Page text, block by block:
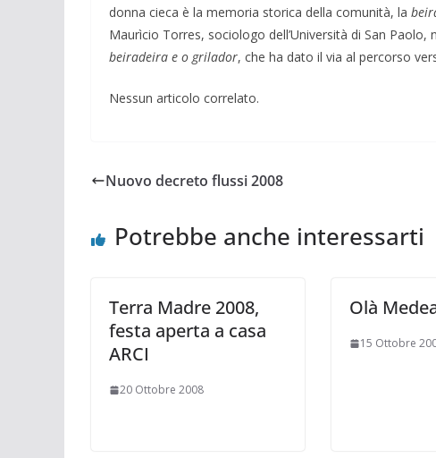
donna cieca è la memoria storica della comunità, la
Maurìcio Torres, sociologo dell’Università di San
beiradeira e o grilador, che ha dato il via al percorso
Nessun articolo correlato.
Nuovo decreto flussi 2008
Potrebbe anche interessarti
Terra Madre 2008,
festa aperta a casa
ARCI
20 Ottobre 2008
Olà
15 Ottobre